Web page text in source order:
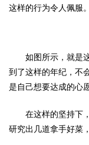
这样的行为令人佩服。
如图所示，就是
到了这样的年纪，不
是自己想要达成的心愿
在这样的坚持下
研究出几道拿手好菜